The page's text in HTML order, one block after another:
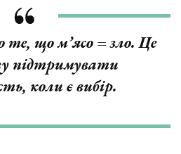
те, що м’ясо = зло. Це
підтримувати
коли є вибір.